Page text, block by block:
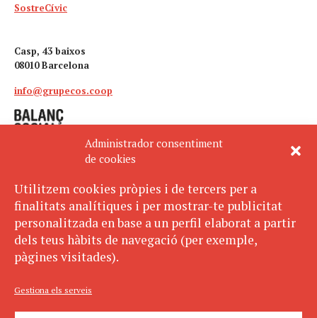
Administrador consentiment
de cookies
Utilitzem cookies pròpies i de tercers per a
finalitats analítiques i per mostrar-te publicitat
personalitzada en base a un perfil elaborat a partir
dels teus hàbits de navegació (per exemple,
pàgines visitades).
Gestiona els serveis
SostreCívic
Casp, 43 baixos
08010 Barcelona
info@grupecos.coop
Avís legal
Política de privacitat
Política de cookies
SUBSCRIU-TE
AL BUTLLETÍ